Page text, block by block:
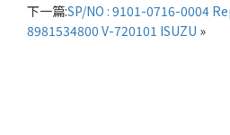
下一篇:SP/NO : 9101-0716-0004
8981534800 V-720101 ISUZU »